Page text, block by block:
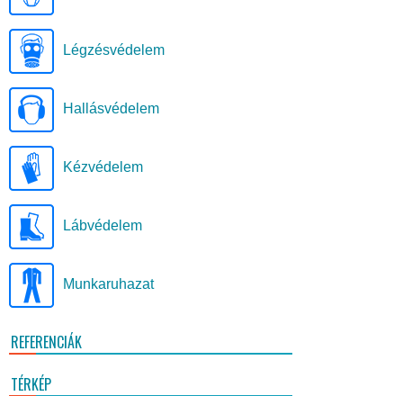
Légzésvédelem
Hallásvédelem
Kézvédelem
Lábvédelem
Munkaruhazat
REFERENCIÁK
TÉRKÉP